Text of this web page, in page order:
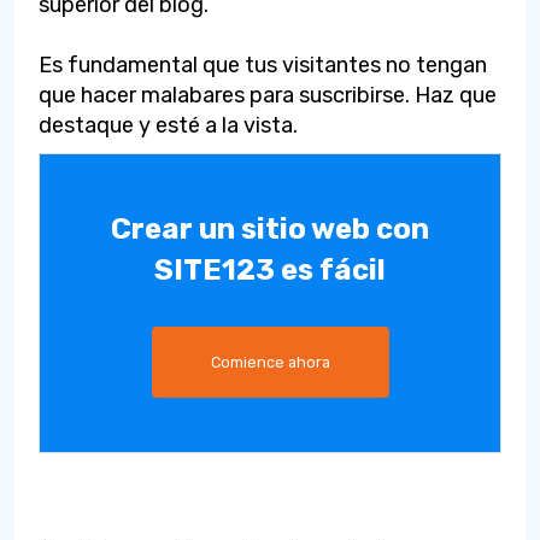
Es fundamental que tus visitantes no tengan
que hacer malabares para suscribirse. Haz que
destaque y esté a la vista.
Crear un sitio web con
SITE123 es fácil
Comience ahora